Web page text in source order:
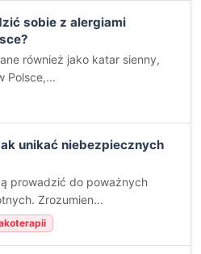
sobie z alergiami
również jako katar sienny,
Polsce,...
unikać niebezpiecznych
prowadzić do poważnych
Zrozumien...